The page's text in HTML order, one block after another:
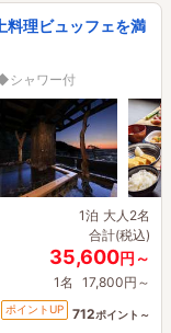
料理ビュッフェを満
シャワー付
1泊 大人2名
合計(税込)
35,600円～
1名 17,800円～
ポイントUP 712ポイント～